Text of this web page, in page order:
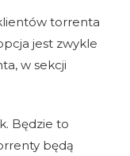
torrenta
jest zwykle
w sekcji
Będzie to
będą